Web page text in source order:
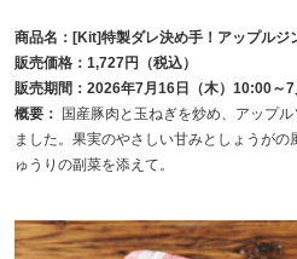
商品名：[Kit]特製ダレ決め手！アップルジ
販売価格：1,727円（税込）
販売期間：2026年7月16日（木）10:00～
概要：
国産豚肉と玉ねぎを炒め、アップ
ました。果実のやさしい甘みとしょうが
ゅうりの副菜を添えて。